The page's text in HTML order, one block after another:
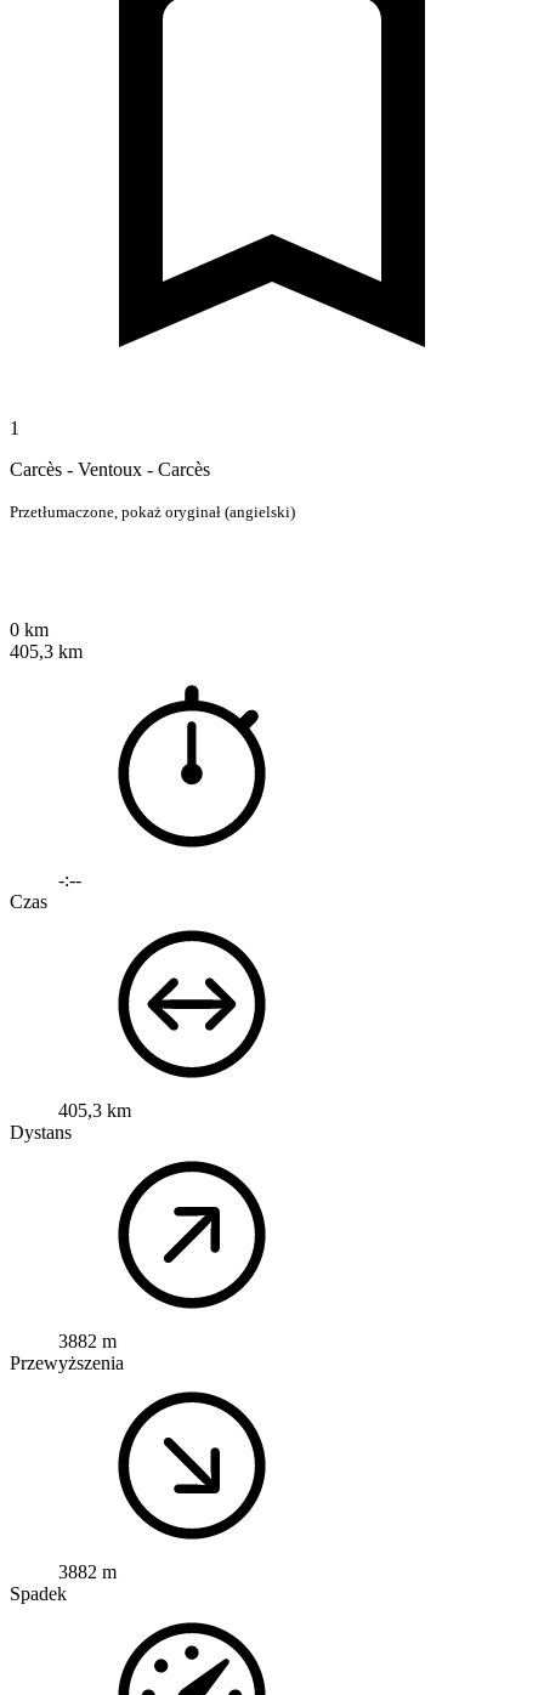
1
Carcès - Ventoux - Carcès
Przetłumaczone, pokaż oryginał (angielski)
0 km
405,3 km
-:--
Czas
405,3 km
Dystans
3882 m
Przewyższenia
3882 m
Spadek